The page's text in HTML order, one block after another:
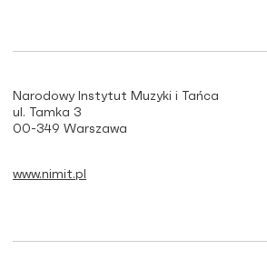
Narodowy Instytut Muzyki i Tańca
ul. Tamka 3
00-349 Warszawa
www.nimit.pl